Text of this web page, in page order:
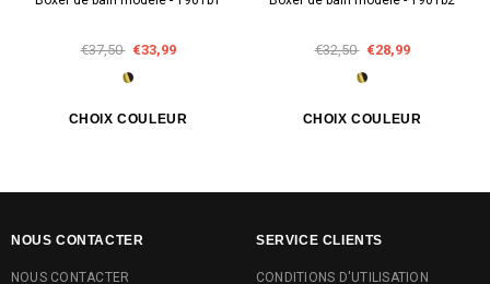
€37,50 €33,99 €32,50 €28,99
NOUS CONTACTER
NOUS CONTACTER
SERVICE CLIENTS
CONDITIONS D'UTILISATION